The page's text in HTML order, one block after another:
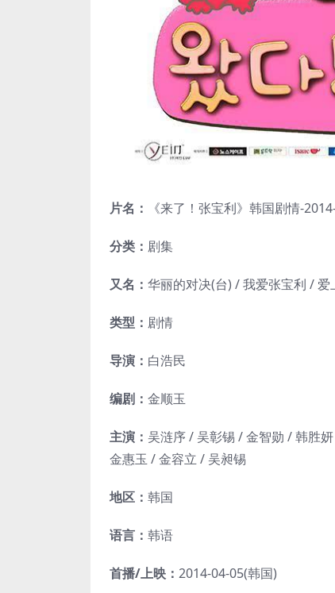
片名： 《来了！张宝利》韩国剧情-
分类： 剧集
又名： 华丽的对决(台) / 我爱张宝利 /
类型： 剧情
导演： 白浩民
编剧： 金顺玉
主演： 吴涟序 / 吴彰锡 / 金智勋 / 韩胜
金惠玉 / 金容立 / 吴昶锡
地区： 韩国
语言： 韩语
首播/上映： 2014-04-05(韩国)